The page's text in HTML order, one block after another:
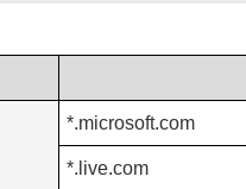
*.microsoft.com
*.live.com